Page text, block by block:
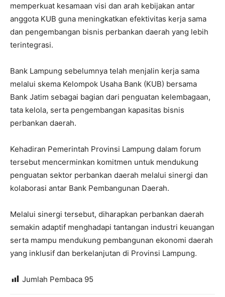
memperkuat kesamaan visi dan arah kebijakan antar
anggota KUB guna meningkatkan efektivitas kerja sama
dan pengembangan bisnis perbankan daerah yang lebih
terintegrasi.
Bank Lampung sebelumnya telah menjalin kerja sama
melalui skema Kelompok Usaha Bank (KUB) bersama
Bank Jatim sebagai bagian dari penguatan kelembagaan,
tata kelola, serta pengembangan kapasitas bisnis
perbankan daerah.
Kehadiran Pemerintah Provinsi Lampung dalam forum
tersebut mencerminkan komitmen untuk mendukung
penguatan sektor perbankan daerah melalui sinergi dan
kolaborasi antar Bank Pembangunan Daerah.
Melalui sinergi tersebut, diharapkan perbankan daerah
semakin adaptif menghadapi tantangan industri keuangan
serta mampu mendukung pembangunan ekonomi daerah
yang inklusif dan berkelanjutan di Provinsi Lampung.
Jumlah Pembaca 95